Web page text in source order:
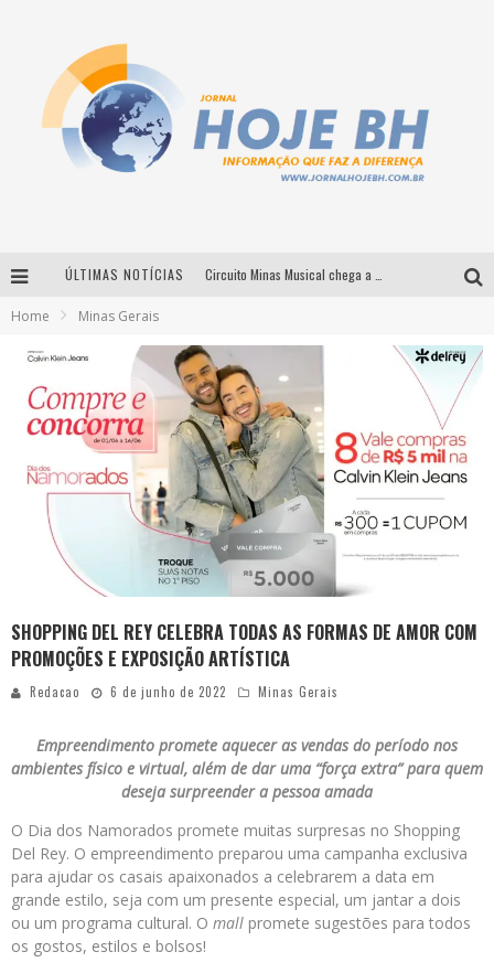
ÚLTIMAS NOTÍCIAS
Home Minas Gerais
SHOPPING DEL REY CELEBRA TODAS AS FORMAS DE AMOR COM
PROMOÇÕES E EXPOSIÇÃO ARTÍSTICA
Redacao 6 de junho de 2022 Minas Gerais
Empreendimento promete aquecer as vendas do período nos
ambientes físico e virtual, além de dar uma “força extra” para quem
deseja surpreender a pessoa amada
O Dia dos Namorados promete muitas surpresas no Shopping
Del Rey. O empreendimento preparou uma campanha exclusiva
para ajudar os casais apaixonados a celebrarem a data em
grande estilo, seja com um presente especial, um jantar a dois
ou um programa cultural. O mall promete sugestões para todos
os gostos, estilos e bolsos!